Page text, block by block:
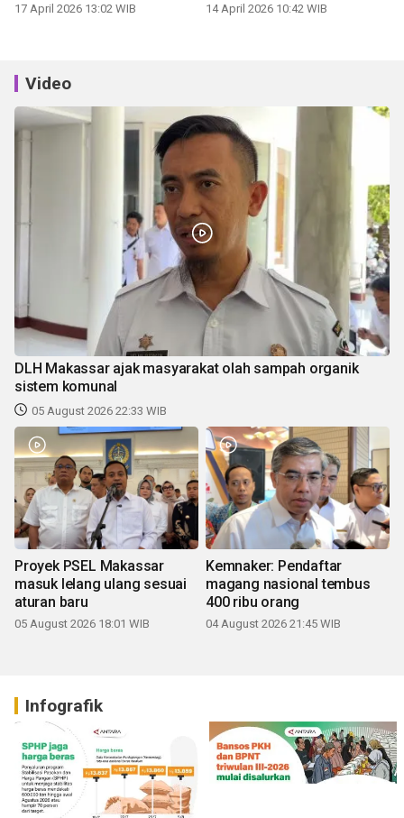
17 April 2026 13:02 WIB 14 April 2026 10:42 WIB
Video
DLH Makassar ajak masyarakat olah sampah organik
sistem komunal
05 August 2026 22:33 WIB
Proyek PSEL Makassar
masuk lelang ulang sesuai
aturan baru
05 August 2026 18:01 WIB
Kemnaker: Pendaftar
magang nasional tembus
400 ribu orang
04 August 2026 21:45 WIB
Infografik